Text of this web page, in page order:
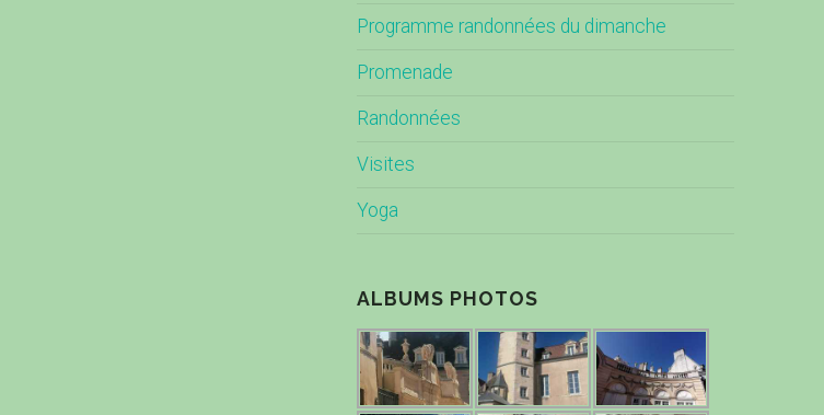
Programme randonnées du dimanche
Promenade
Randonnées
Visites
Yoga
ALBUMS PHOTOS